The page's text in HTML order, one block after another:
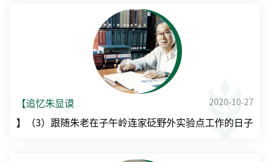
2020-10-27
【追忆朱显谟
】（3）跟随朱老在子午岭连家砭野外实验点工作的日子